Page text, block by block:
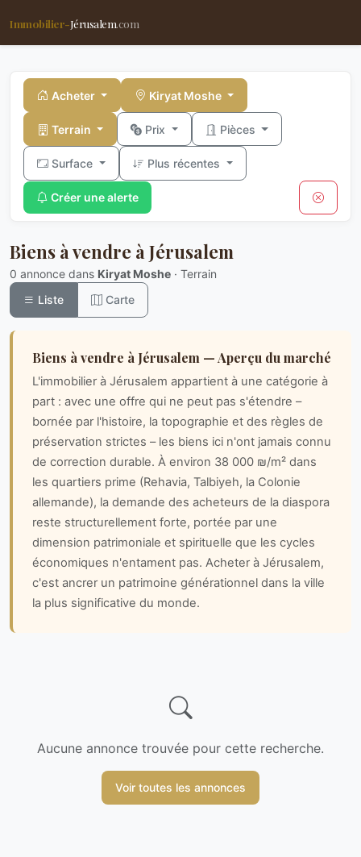
Immobilier-Jérusalem.com
Acheter Kiryat Moshe
Terrain Prix Pièces
Surface Plus récentes
Créer une alerte
Biens à vendre à Jérusalem
0 annonce dans Kiryat Moshe · Terrain
Liste
Carte
Biens à vendre à Jérusalem — Aperçu du marché
L'immobilier à Jérusalem appartient à une catégorie à
part : avec une offre qui ne peut pas s'étendre –
bornée par l'histoire, la topographie et des règles de
préservation strictes – les biens ici n'ont jamais connu
de correction durable. À environ 38 000 ₪/m² dans
les quartiers prime (Rehavia, Talbiyeh, la Colonie
allemande), la demande des acheteurs de la diaspora
reste structurellement forte, portée par une
dimension patrimoniale et spirituelle que les cycles
économiques n'entament pas. Acheter à Jérusalem,
c'est ancrer un patrimoine générationnel dans la ville
la plus significative du monde.
Aucune annonce trouvée pour cette recherche.
Voir toutes les annonces